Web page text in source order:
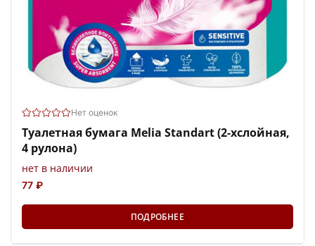
Нет оценок
Туалетная бумага Melia Standart (2-хслойная,
4 рулона)
нет в наличии
77 ₽
ПОДРОБНЕЕ